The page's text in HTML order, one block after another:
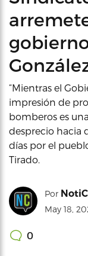
“Mientras el
impresión de
bomberos es
desprecio hacia
días por el
Tirado.
Por
May 18,
0